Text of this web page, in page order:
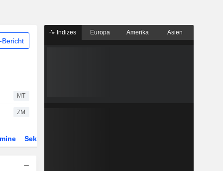
Bericht
MT
ZM
Sektor
Indizes Europa Amerika Asien